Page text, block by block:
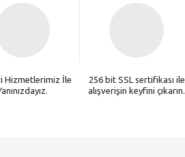
Hizmetlerimiz İle
256 bit SSL sertifikası ile
alışverişin keyfini çıkarın.